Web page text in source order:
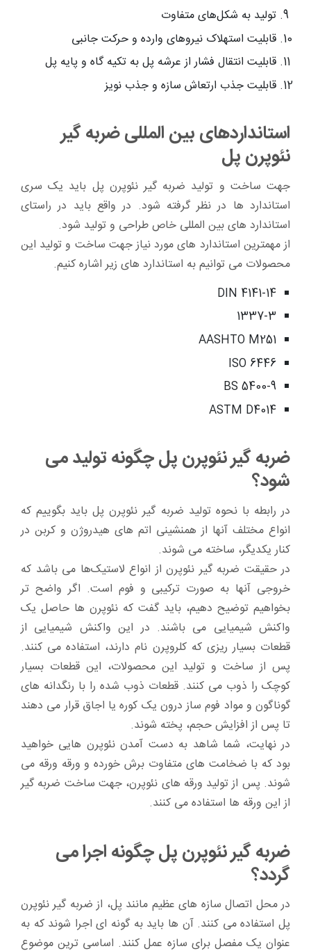
تولید به شکل‌های متفاوت
قابلیت استهلاک نیروهای وارده و حرکت جانبی
قابلیت انتقال فشار از عرشه پل به تکیه گاه و پایه پل
قابلیت جذب ارتعاش سازه و جذب نویز
استانداردهای بین المللی ضربه گیر
نئوپرن پل
جهت ساخت و تولید ضربه گیر نئوپرن پل باید یک سری
استاندارد ها در نظر گرفته شود. در واقع باید در راستای
استاندارد های بین المللی خاص طراحی و تولید شود.
از مهمترین استاندارد های مورد نیاز جهت ساخت و تولید این
محصولات می توانیم به استاندارد های زیر اشاره کنیم.
DIN 4141-14
1337-3
AASHTO M251
ISO 6446
BS 5400-9
ASTM D4014
ضربه گیر نئوپرن پل چگونه تولید می
شود؟
در رابطه با نحوه تولید ضربه گیر نئوپرن پل باید بگوییم که
انواع مختلف آنها از همنشینی اتم های هیدروژن و کربن در
کنار یکدیگر، ساخته می شوند.
در حقیقت ضربه گیر نئوپرن از انواع لاستیک‌ها می باشد که
خروجی آنها به صورت ترکیبی و فوم است. اگر واضح تر
بخواهیم توضیح دهیم، باید گفت که نئوپرن ها حاصل یک
واکنش شیمیایی می باشند. در این واکنش شیمیایی از
قطعات بسیار ریزی که کلروپرن نام دارند، استفاده می کنند.
پس از ساخت و تولید این محصولات، این قطعات بسیار
کوچک را ذوب می کنند. قطعات ذوب شده را با رنگدانه های
گوناگون و مواد فوم ساز درون یک کوره یا اجاق قرار می دهند
تا پس از افزایش حجم، پخته شوند.
در نهایت، شما شاهد به دست آمدن نئوپرن هایی خواهید
بود که با ضخامت های متفاوت برش خورده و ورقه ورقه می
شوند. پس از تولید ورقه های نئوپرن، جهت ساخت ضربه گیر
از این ورقه ها استفاده می کنند.
ضربه گیر نئوپرن پل چگونه اجرا می
گردد؟
در محل اتصال سازه های عظیم مانند پل، از ضربه گیر نئوپرن
پل استفاده می کنند. آن ها باید به گونه ای اجرا شوند که به
عنوان یک مفصل برای سازه عمل کنند. اساسی ترین موضوع